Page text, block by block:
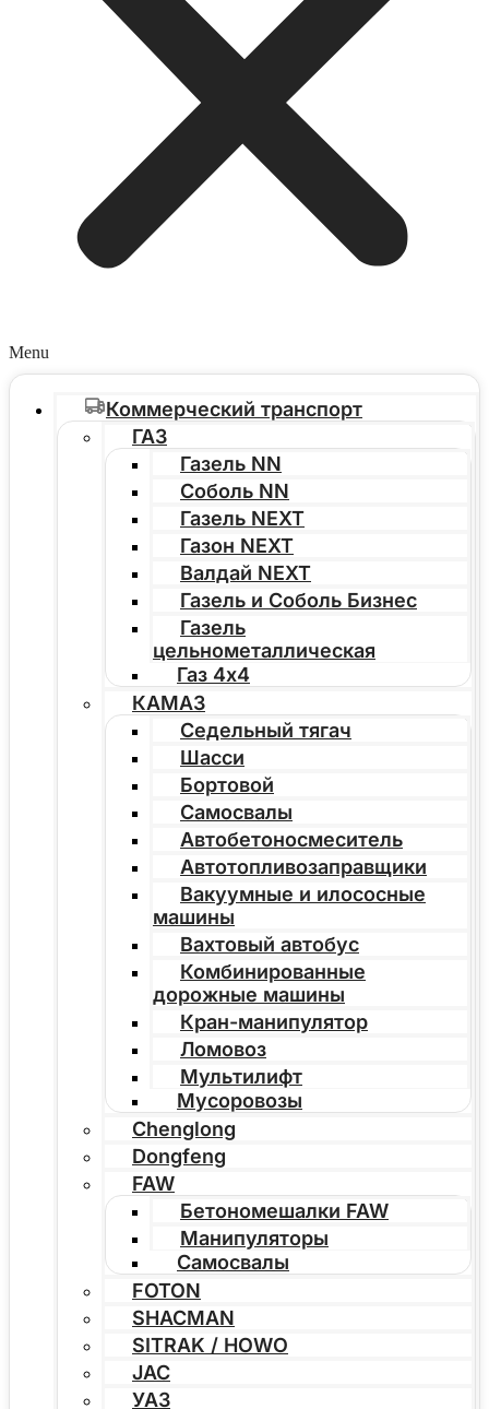
Menu
Коммерческий транспорт
ГАЗ
Газель NN
Соболь NN
Газель NEXT
Газон NEXT
Валдай NEXT
Газель и Соболь Бизнес
Газель
цельнометаллическая
Газ 4х4
КАМАЗ
Седельный тягач
Шасси
Бортовой
Самосвалы
Автобетоносмеситель
Автотопливозаправщики
Вакуумные и илососные
машины
Вахтовый автобус
Комбинированные
дорожные машины
Кран-манипулятор
Ломовоз
Мультилифт
Мусоровозы
Chenglong
Dongfeng
FAW
Бетономешалки FAW
Манипуляторы
Самосвалы
FOTON
SHACMAN
SITRAK / HOWO
JAC
УАЗ